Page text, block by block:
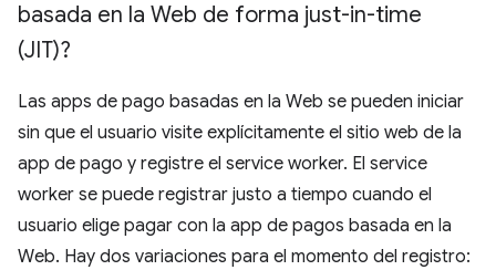
basada en la Web de forma just-in-time
(JIT)?
Las apps de pago basadas en la Web se pueden iniciar
sin que el usuario visite explícitamente el sitio web de la
app de pago y registre el service worker. El service
worker se puede registrar justo a tiempo cuando el
usuario elige pagar con la app de pagos basada en la
Web. Hay dos variaciones para el momento del registro: